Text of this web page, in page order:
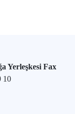
Yerleşkesi Fax
10